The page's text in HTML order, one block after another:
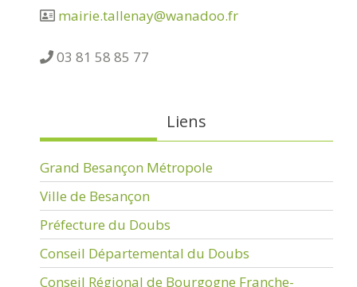
mairie.tallenay@wanadoo.fr
03 81 58 85 77
Liens
Grand Besançon Métropole
Ville de Besançon
Préfecture du Doubs
Conseil Départemental du Doubs
Conseil Régional de Bourgogne Franche-